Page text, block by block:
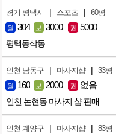
경기 평택시 | 스포츠 | 60평
월 304 보 3000 권 5000
평택동삭동
인천 남동구 | 마사지샵 | 33평
월 160 보 2000 권 없음
인천 논현동 마사지 샵 판매
인천 계양구 | 마사지샵 | 83평